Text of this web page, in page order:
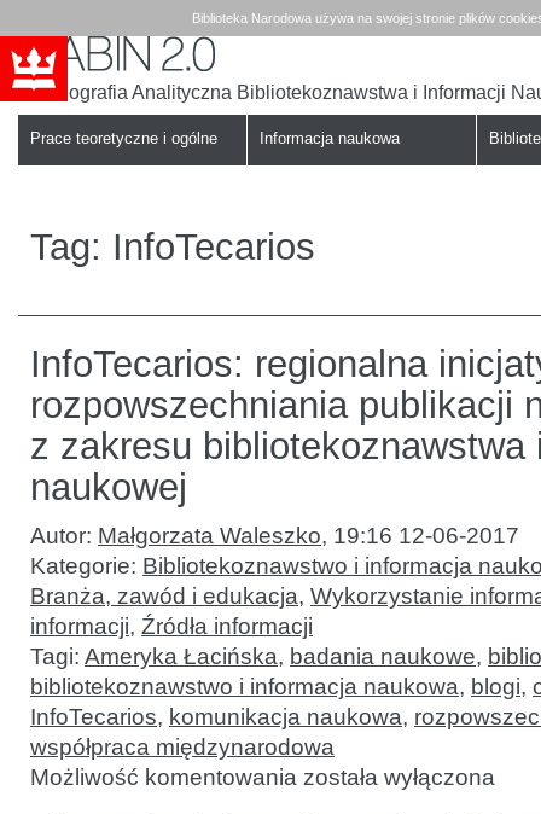
Biblioteka Narodowa używa na swojej stronie plików
Babin
Bibliografia Analityczna Bibliotekoznawstwa i Informacji
Prace teoretyczne i ogólne Informacja naukowa
Tag: InfoTecarios
InfoTecarios: regionalna
rozpowszechniania publikacji
z zakresu bibliotekoznawstwa
naukowej
Autor: Małgorzata Waleszko, 19:16 12-06-2017
Kategorie: Bibliotekoznawstwo i informacja
Branża, zawód i edukacja, Wykorzystanie
informacji, Źródła informacji
Tagi: Ameryka Łacińska, badania naukowe,
bibliotekoznawstwo i informacja naukowa, blogi,
InfoTecarios, komunikacja naukowa,
współpraca międzynarodowa
Możliwość komentowania InfoTecarios:
regionalna
została wyłączona